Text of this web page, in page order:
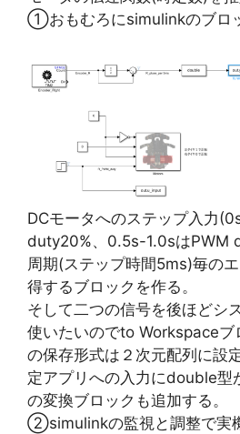
①おもむろにsimulinkのブロ
DCモータへのステップ入力
duty20%、0.5s-1.0sはPWM
周期(ステップ時間5ms)毎の
得するブロックを作る。
そして二つの信号を後ほどシ
使いたいのでto Workspaceブ
の保存形式は２次元配列に設
定アプリへの入力にdouble型
の変換ブロックも追加する。
②simulinkの監視と調整で実